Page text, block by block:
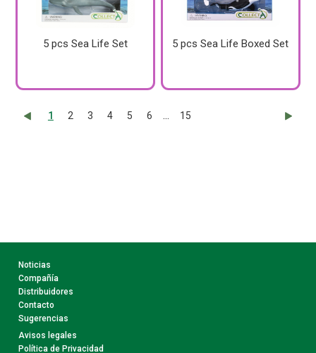
5 pcs Sea Life Set 5 pcs Sea Life Boxed Set
1 2 3 4 5 6 ... 15
Noticias
Compañía
Distribuidores
Contacto
Sugerencias
Avisos legales
Política de Privacidad